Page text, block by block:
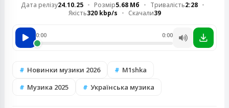
Дата релізу24.10.25 Розмір5.68 Мб Тривалість2:28
Якість320 kbp/s Скачали39
0:00 0:00
Новинки музики 2026
M1shka
Музика 2025
Українська музика